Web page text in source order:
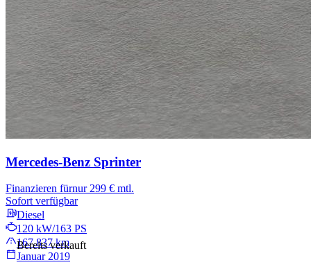
Bereits verkauft
Mercedes-Benz Sprinter
Finanzieren fürnur 299 € mtl.
Sofort verfügbar
Diesel
120 kW/163 PS
167.837 km
Januar 2019